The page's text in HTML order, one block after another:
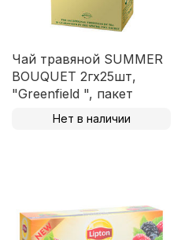
Чай травяной SUMMER
BOUQUET 2гх25шт,
"Greenfield ", пакет
Нет в наличии